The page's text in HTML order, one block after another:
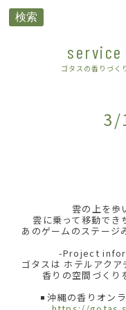
service
ゴタスの香りづく
検索
3/
雲の上を歩
雲に乗って移動でき
あのゲームのステー
-Project
ゴタスは ホテルアク
香りの空間づくり
沖縄の香りオン